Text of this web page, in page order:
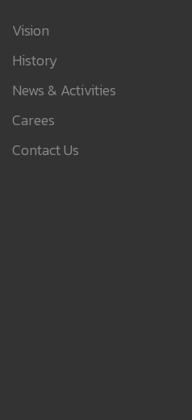
Vision
History
News & Activities
Carees
Contact Us